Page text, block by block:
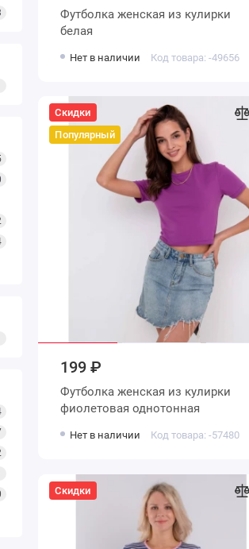
Футболка женская из кулирки
белая
Нет в наличии Код товара: -49656
Скидки
Популярный
199 ₽
Футболка женская из кулирки
фиолетовая однотонная
Нет в наличии Код товара: -57480
Скидки